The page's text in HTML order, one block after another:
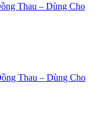
Thau – Dùng Cho
Thau – Dùng Cho